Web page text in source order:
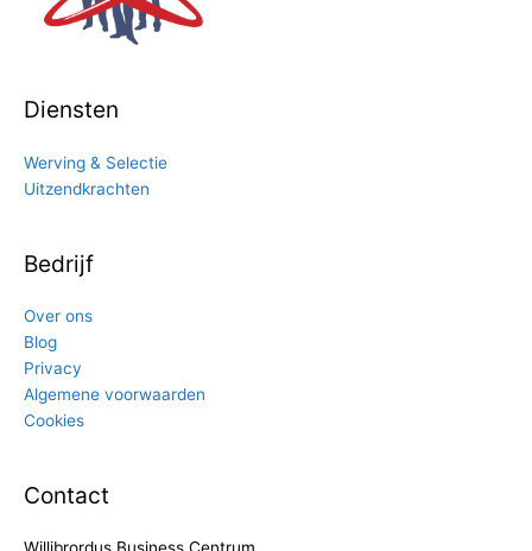
Diensten
Werving & Selectie
Uitzendkrachten
Bedrijf
Over ons
Blog
Privacy
Algemene voorwaarden
Cookies
Contact